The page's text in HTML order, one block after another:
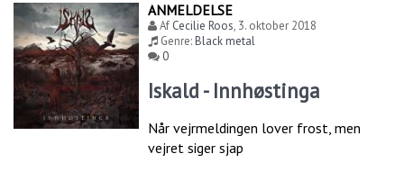
ANMELDELSE
Af Cecilie Roos, 3. oktober 2018
Genre:Black metal
0
Iskald - Innhøstinga
Når vejrmeldingen lover frost, men
vejret siger sjap